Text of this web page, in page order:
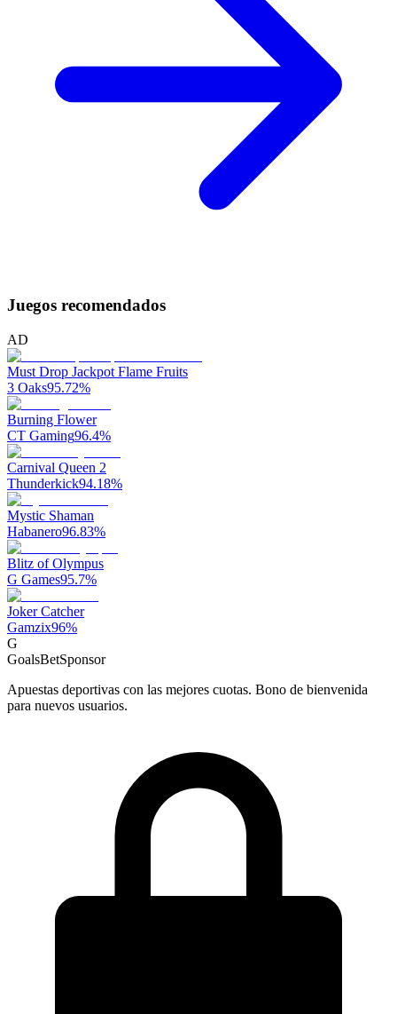
Juegos recomendados
AD
Must Drop Jackpot Flame Fruits
3 Oaks95.72%
Burning Flower
CT Gaming96.4%
Carnival Queen 2
Thunderkick94.18%
Mystic Shaman
Habanero96.83%
Blitz of Olympus
G Games95.7%
Joker Catcher
Gamzix96%
G
GoalsBetSponsor
Apuestas deportivas con las mejores cuotas. Bono de bienvenida
para nuevos usuarios.